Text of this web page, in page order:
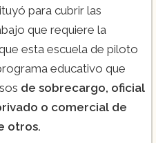
para cubrir las
que requiere la
esta escuela de piloto
educativo que
de sobrecargo, oficial
o comercial de
otros.